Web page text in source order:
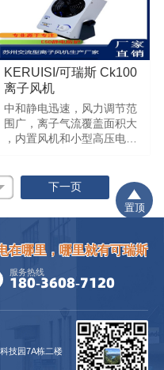
KERUISI/可瑞斯 Ck100
离子风机
中和静电迅速，风力调节范
围广，离子气流覆盖面积大
，内置风机和小型高压电源
下一页
置顶
在哪里，哪里就有可瑞斯
服务热线
180-3608-7120
技园7A栋二楼